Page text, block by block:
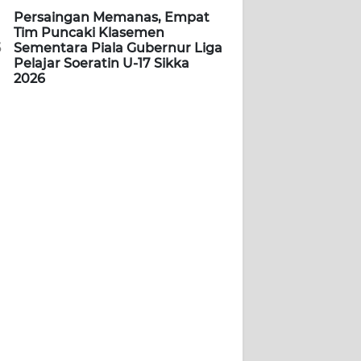
Persaingan Memanas, Empat
Tim Puncaki Klasemen
Sementara Piala Gubernur Liga
Pelajar Soeratin U-17 Sikka
2026